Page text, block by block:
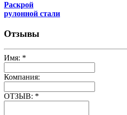
Раскрой
рулонной стали
Отзывы
Имя: *
Компания:
ОТЗЫВ: *